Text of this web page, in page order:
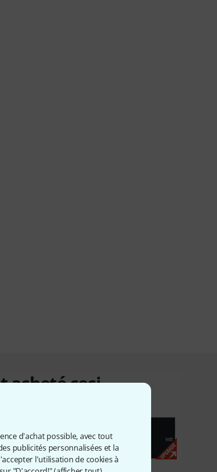
d'achat possible, avec tout
publicités personnalisées et la
l'utilisation de cookies à
acheté ceci